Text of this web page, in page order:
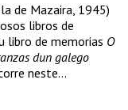
de Mazaira, 1945)
libros de
libro de memorias O
dun galego
neste...